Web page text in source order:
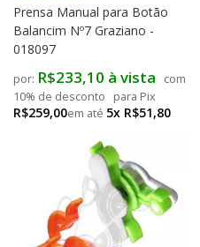
Prensa Manual para Botão
Balancim Nº7 Graziano -
018097
R$259,00 5x R$51,80
R$233,10 à vista
com
10% de desconto
para Pix